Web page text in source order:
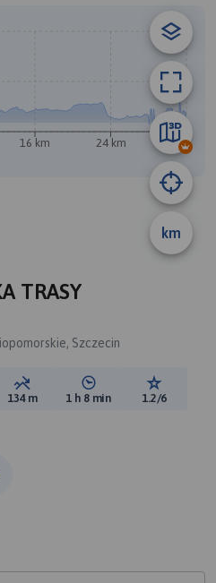
km
16 km 24 km 32 km
TRASY
Szczecin
Suma spadków:
134 m Średni czas potrzebny
1 h 8 min Ocena
1.2/6